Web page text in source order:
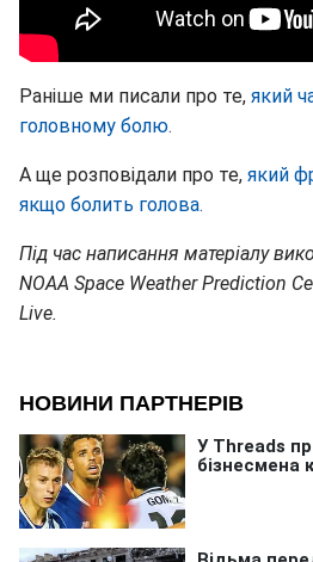
Раніше ми писали про те, який
головному болю.
А ще розповідали про те, який
якщо болить голова.
Під час написання матеріалу
NOAA Space Weather Prediction
Live.